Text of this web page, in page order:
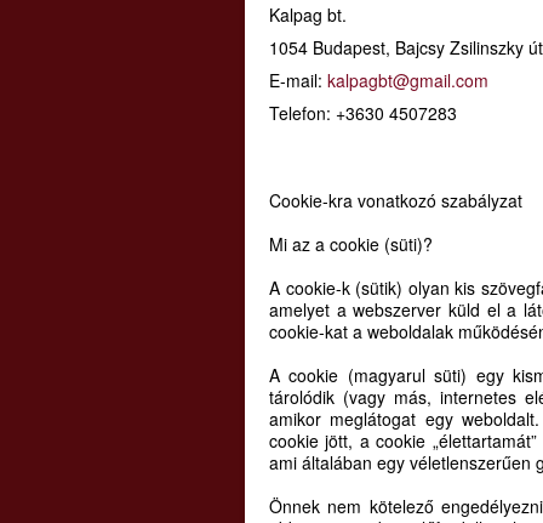
Kalpag bt.
1054 Budapest, Bajcsy Zsilinszky
E-mail: kalpagbt@gmail.com
Telefon: +3630 4507283
Cookie-kra vonatkozó szabályzat
Mi az a cookie (süti)?
A cookie-k (sütik) olyan kis
amelyet a webszerver küld el a
cookie-kat a weboldalak
A cookie (magyarul süti) egy
tárolódik (vagy más, internetes
amikor meglátogat egy
cookie jött, a cookie
ami általában egy véletlenszerűen
Önnek nem kötelező